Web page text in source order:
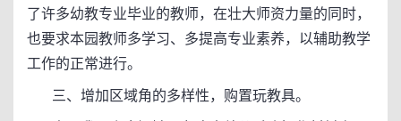
了许多幼教专业毕业的教师，在壮大师资力量的同时，
也要求本园教师多学习、多提高专业素养，以辅助教学
工作的正常进行。
三、增加区域角的多样性，购置玩教具。